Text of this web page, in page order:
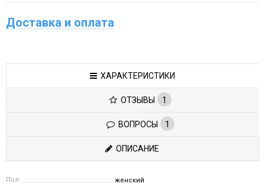
Доставка и оплата
ХАРАКТЕРИСТИКИ
ОТЗЫВЫ 1
ВОПРОСЫ 1
ОПИСАНИЕ
Пол женский